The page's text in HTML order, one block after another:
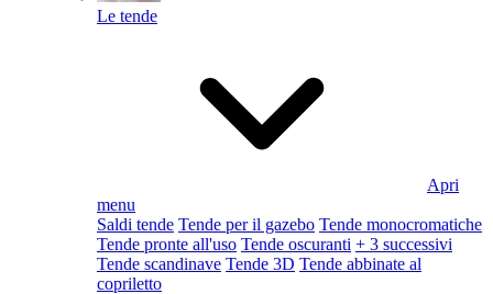
Le tende
Apri
menu
Saldi tende Tende per il gazebo Tende monocromatiche
Tende pronte all'uso Tende oscuranti + 3 successivi
Tende scandinave Tende 3D Tende abbinate al
copriletto